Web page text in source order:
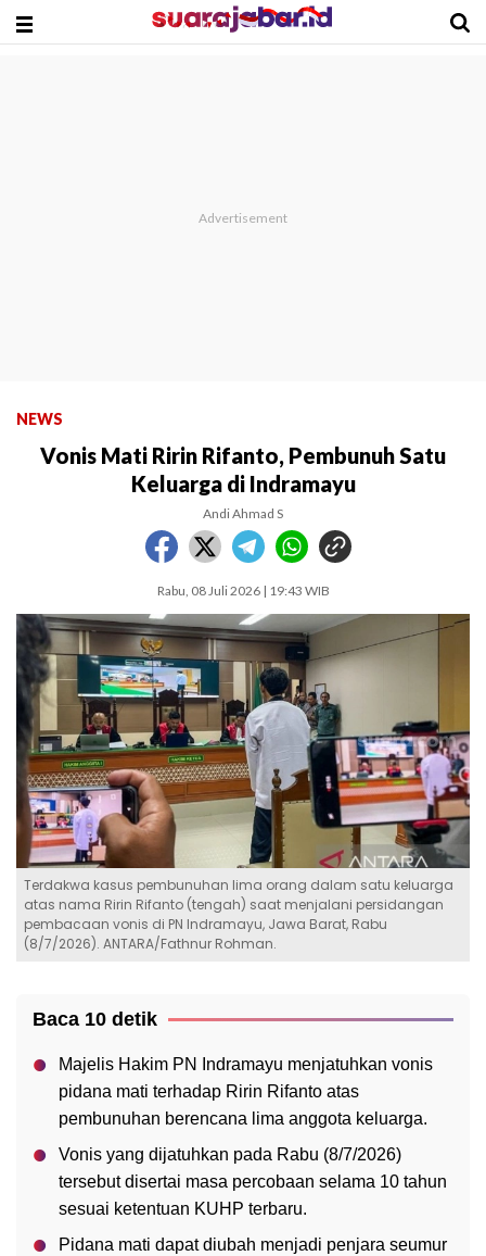
NEWS
Vonis Mati Ririn Rifanto, Pembunuh Satu
Keluarga di Indramayu
Andi Ahmad S
Rabu, 08 Juli 2026 | 19:43 WIB
Terdakwa kasus pembunuhan lima orang dalam satu keluarga
atas nama Ririn Rifanto (tengah) saat menjalani persidangan
pembacaan vonis di PN Indramayu, Jawa Barat, Rabu
(8/7/2026). ANTARA/Fathnur Rohman.
Baca 10 detik
Majelis Hakim PN Indramayu menjatuhkan vonis
pidana mati terhadap Ririn Rifanto atas
pembunuhan berencana lima anggota keluarga.
Vonis yang dijatuhkan pada Rabu (8/7/2026)
tersebut disertai masa percobaan selama 10 tahun
sesuai ketentuan KUHP terbaru.
Pidana mati dapat diubah menjadi penjara seumur